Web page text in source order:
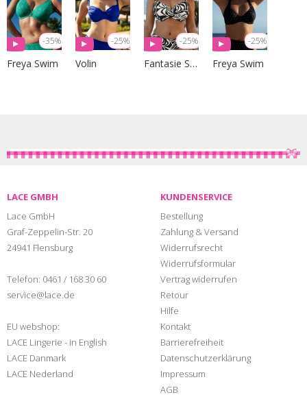
-35%
Freya Swim
-25%
Volin
-25%
Fantasie Swim
-25%
Freya Swim
LACE GMBH
Lace GmbH
Graf-Zeppelin-Str. 20
24941 Flensburg
Telefon: 0461 / 168 30 60
service@lace.de
EU webshop:
LACE Lingerie - in English
LACE Danmark
LACE Nederland
KUNDENSERVICE
Bestellung
Zahlung & Versand
Widerrufsrecht
Widerrufsformular
Vertrag widerrufen
Retour
Hilfe
Kontakt
Barrierefreiheit
Datenschutzerklärung
Impressum
AGB